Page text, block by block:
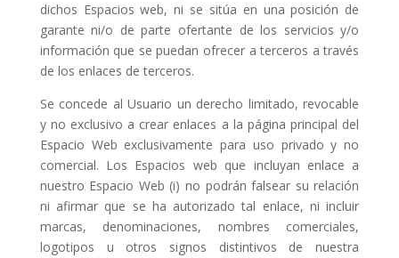
dichos Espacios web, ni se sitúa en una posición de
garante ni/o de parte ofertante de los servicios y/o
información que se puedan ofrecer a terceros a través
de los enlaces de terceros.
Se concede al Usuario un derecho limitado, revocable
y no exclusivo a crear enlaces a la página principal del
Espacio Web exclusivamente para uso privado y no
comercial. Los Espacios web que incluyan enlace a
nuestro Espacio Web (i) no podrán falsear su relación
ni afirmar que se ha autorizado tal enlace, ni incluir
marcas, denominaciones, nombres comerciales,
logotipos u otros signos distintivos de nuestra